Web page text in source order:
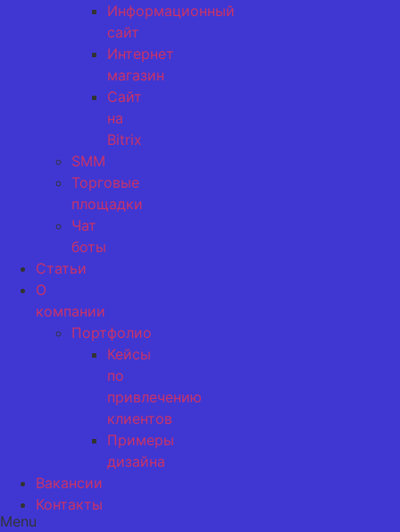
Информационный
сайт
Интернет
магазин
Сайт
на
Bitrix
SMM
Торговые
площадки
Чат
боты
Статьи
О
компании
Портфолио
Кейсы
по
привлечению
клиентов
Примеры
дизайна
Вакансии
Контакты
Menu